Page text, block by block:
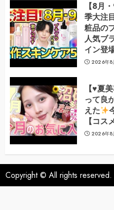
【8月
季大注
粧品の
人気ブ
イン登
2026年8
【♥️夏
って良
えた
【コス
2026年8
Copyright © All rights reserved.